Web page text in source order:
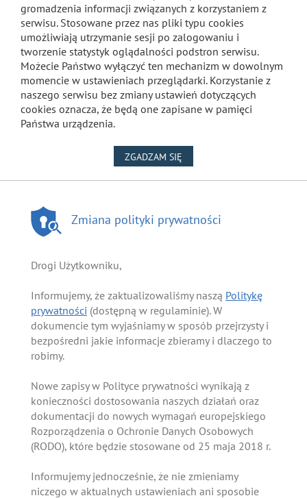
gromadzenia informacji związanych z korzystaniem z
serwisu. Stosowane przez nas pliki typu cookies
umożliwiają utrzymanie sesji po zalogowaniu i
tworzenie statystyk oglądalności podstron serwisu.
Możecie Państwo wyłączyć ten mechanizm w dowolnym
momencie w ustawieniach przeglądarki. Korzystanie z
naszego serwisu bez zmiany ustawień dotyczących
cookies oznacza, że będą one zapisane w pamięci
Państwa urządzenia.
ZGADZAM SIĘ
Zmiana polityki prywatności
Drogi Użytkowniku,
Informujemy, że zaktualizowaliśmy naszą Politykę
prywatności (dostępną w regulaminie). W
dokumencie tym wyjaśniamy w sposób przejrzysty i
bezpośredni jakie informacje zbieramy i dlaczego to
robimy.
Nowe zapisy w Polityce prywatności wynikają z
konieczności dostosowania naszych działań oraz
dokumentacji do nowych wymagań europejskiego
Rozporządzenia o Ochronie Danych Osobowych
(RODO), które będzie stosowane od 25 maja 2018 r.
Informujemy jednocześnie, że nie zmieniamy
niczego w aktualnych ustawieniach ani sposobie